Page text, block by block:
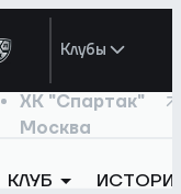
Клубы
ХК "Спартак"
Москва
КЛУБ